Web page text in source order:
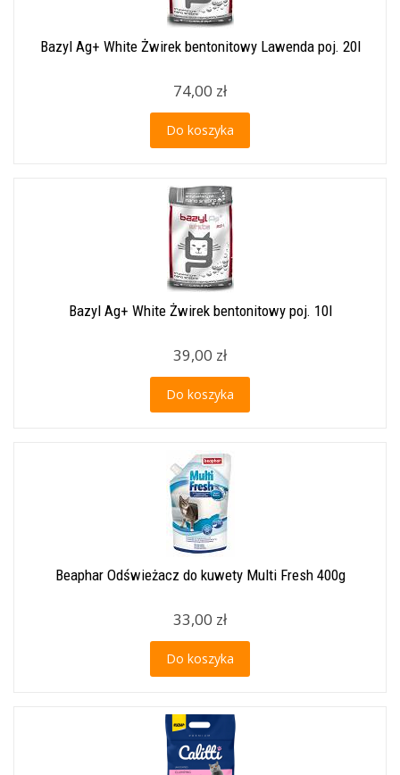
Bazyl Ag+ White Żwirek bentonitowy Lawenda poj. 20l
74,00 zł
Do koszyka
Bazyl Ag+ White Żwirek bentonitowy poj. 10l
39,00 zł
Do koszyka
Beaphar Odświeżacz do kuwety Multi Fresh 400g
33,00 zł
Do koszyka